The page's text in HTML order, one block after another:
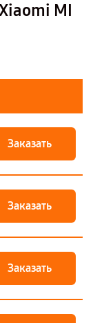
MI
Заказать
Заказать
Заказать